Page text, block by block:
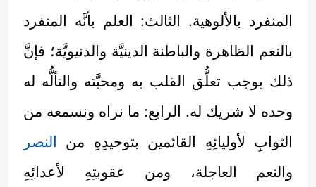
المنفرد بالألوهية. الثالث: العلم بأنَّه المنفرد
بالنعم الظاهرة والباطنة الدينيَّة والدنيويَّة؛ فإنَّ
ذلك يوجب تعلُّق القلب به ومحبَّته والتألُّه له
وحده لا شريك له. الرابع: ما نراه ونسمعه من
الثوابِ لأوليائِهِ القائمين بتوحيدِهِ من النصر
والنعم العاجلة، ومن عقوبتِهِ لأعدائِهِ